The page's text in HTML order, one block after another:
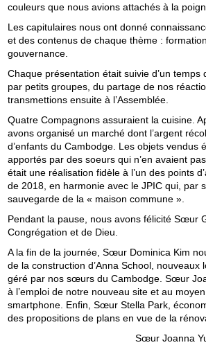
couleurs que nous avions attachés à la
Les capitulaires nous ont donné
et des contenus de chaque thème :
gouvernance.
Chaque présentation était suivie d’un
par petits groupes, du partage de nos
transmettions ensuite à l’Assemblée.
Quatre Compagnons assuraient la cuisine.
avons organisé un marché dont l’argent
d’enfants du Cambodge. Les objets vendus
apportés par des soeurs qui n’en avaient
était une réalisation fidèle à l’un des points
de 2018, en harmonie avec le JPIC qui, par
sauvegarde de la « maison commune ».
Pendant la pause, nous avons félicité Sœur
Congrégation et de Dieu.
A la fin de la journée, Sœur Dominica Kim
de la construction d’Anna School, nouveaux
géré par nos sœurs du Cambodge. Sœur
à l’emploi de notre nouveau site et au
smartphone. Enfin, Sœur Stella Park,
des propositions de plans en vue de la
Sœur Joanna